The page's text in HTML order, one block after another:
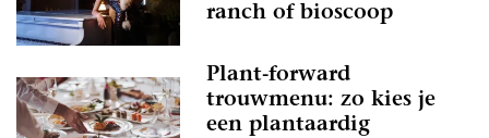
ranch of bioscoop
Plant-forward
trouwmenu: zo kies je
een plantaardig